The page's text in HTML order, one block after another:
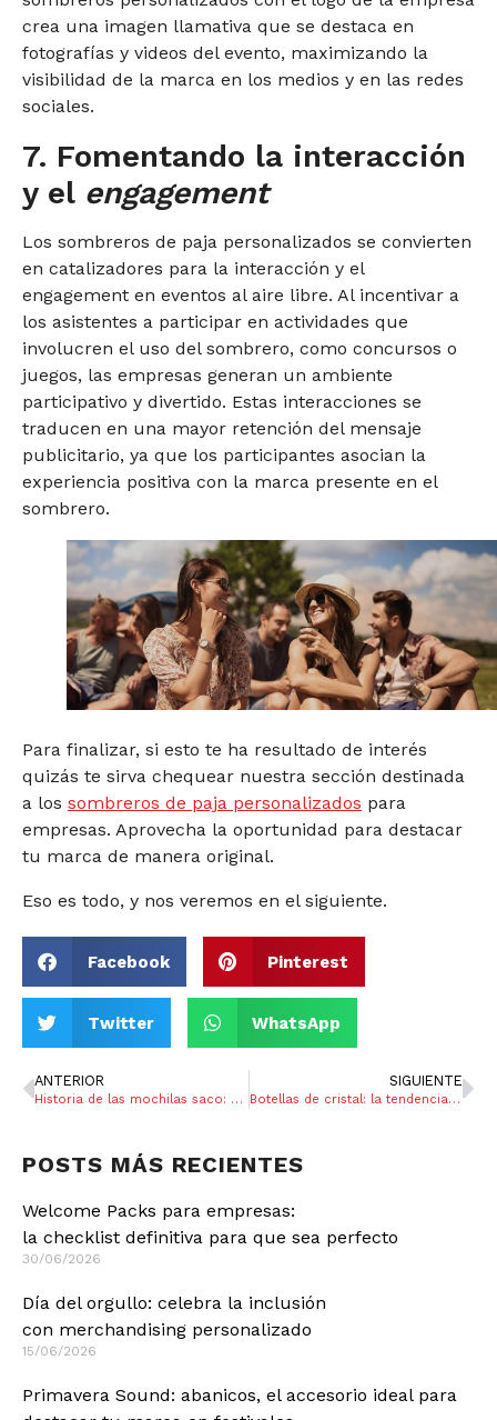
crea una imagen llamativa que se destaca en
fotografías y videos del evento, maximizando la
visibilidad de la marca en los medios y en las redes
sociales.
7. Fomentando la interacción
y el engagement
Los sombreros de paja personalizados se convierten
en catalizadores para la interacción y el
engagement en eventos al aire libre. Al incentivar a
los asistentes a participar en actividades que
involucren el uso del sombrero, como concursos o
juegos, las empresas generan un ambiente
participativo y divertido. Estas interacciones se
traducen en una mayor retención del mensaje
publicitario, ya que los participantes asocian la
experiencia positiva con la marca presente en el
sombrero.
Para finalizar, si esto te ha resultado de interés
quizás te sirva chequear nuestra sección destinada
a los sombreros de paja personalizados para
empresas. Aprovecha la oportunidad para destacar
tu marca de manera original.
Eso es todo, y nos veremos en el siguiente.
Facebook Pinterest
Twitter WhatsApp
ANTERIOR
Historia de las mochilas saco: compañera medieval y millennial
SIGUIENTE
Botellas de cristal: la tendencia sostenible para publicitar tu marca
POSTS MÁS RECIENTES
Welcome Packs para empresas:
la checklist definitiva para que sea perfecto
30/06/2026
Día del orgullo: celebra la inclusión
con merchandising personalizado
15/06/2026
Primavera Sound: abanicos, el accesorio ideal para